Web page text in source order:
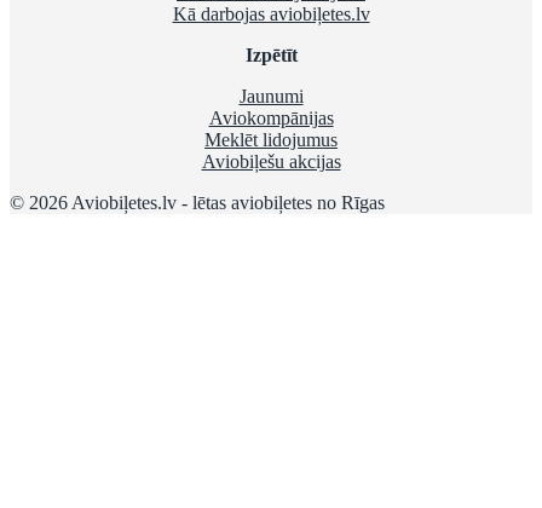
Kā darbojas aviobiļetes.lv
Izpētīt
Jaunumi
Aviokompānijas
Meklēt lidojumus
Aviobiļešu akcijas
© 2026 Aviobiļetes.lv - lētas aviobiļetes no Rīgas